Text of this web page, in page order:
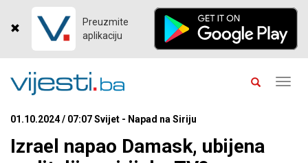
Preuzmite
aplikaciju
01.10.2024 / 07:07 Svijet - Napad na Siriju
Izrael napao Damask, ubijena